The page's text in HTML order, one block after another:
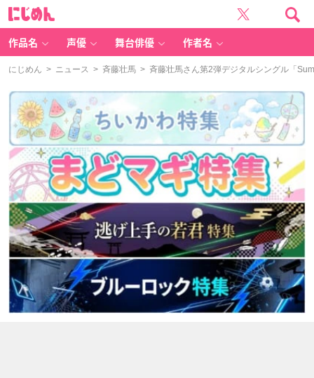
作品名 声優 舞台俳優 作者名
にじめん > ニュース > 斉藤壮馬 > 斉藤壮馬さん第2弾デジタルシングル「